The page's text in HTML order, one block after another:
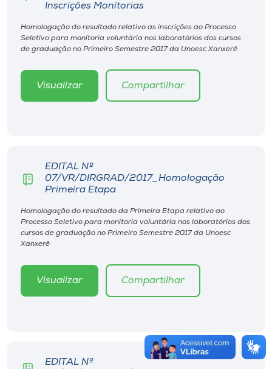
Inscrições Monitorias
Homologação do resultado relativo as inscrições ao Processo
Seletivo para monitoria voluntária nos laboratórios dos cursos
de graduação no Primeiro Semestre 2017 da Unoesc Xanxerê
Visualizar Compartilhar
EDITAL Nº
07/VR/DIRGRAD/2017_Homologação
Primeira Etapa
Homologação do resultado da Primeira Etapa relativo ao
Processo Seletivo para monitoria voluntária nos laboratórios dos
cursos de graduação no Primeiro Semestre 2017 da Unoesc
Xanxerê
Visualizar Compartilhar
EDITAL Nº